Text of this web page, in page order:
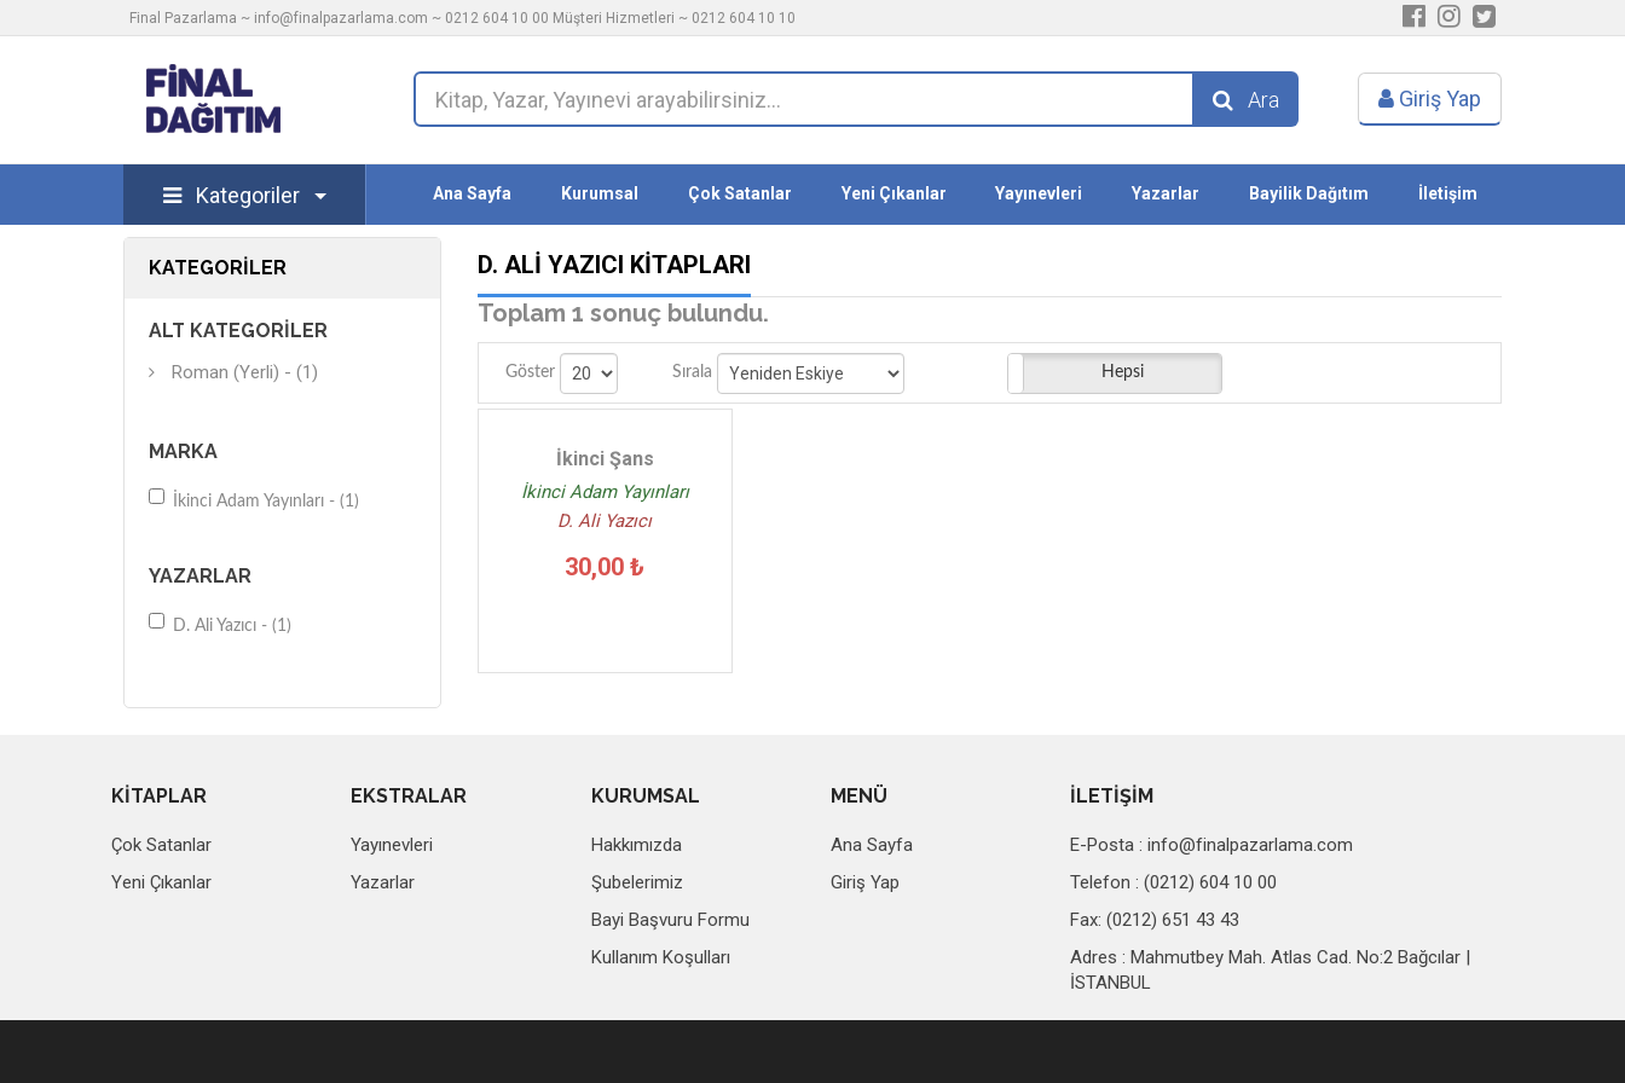
Final Pazarlama ~ info@finalpazarlama.com ~ 0212 604 10 00 Müşteri Hizmetleri ~ 0212 604 10 10
Ara Giriş Yap
Kategoriler Ana Sayfa Kurumsal Çok Satanlar Yeni Çıkanlar Yayınevleri Yazarlar Bayilik Dağıtım İletişim
KATEGORILER
ALT KATEGORILER
Roman (Yerli) - (1)
MARKA
İkinci Adam Yayınları - (1)
YAZARLAR
D. Ali Yazıcı - (1)
D. ALI YAZICI KITAPLARI
Toplam 1 sonuç bulundu.
Göster Sırala Stoktakiler Hepsi
İkinci Şans
İkinci Adam Yayınları
D. Ali Yazıcı
30,00 ₺
KİTAPLAR
Çok Satanlar
Yeni Çıkanlar
EKSTRALAR
Yayınevleri
Yazarlar
KURUMSAL
Hakkımızda
Şubelerimiz
Bayi Başvuru Formu
Kullanım Koşulları
MENÜ
Ana Sayfa
Giriş Yap
İLETİŞİM
E-Posta :info@finalpazarlama.com
Telefon : (0212) 604 10 00
Fax: (0212) 651 43 43
Adres : Mahmutbey Mah. Atlas Cad. No:2 Bağcılar |
İSTANBUL